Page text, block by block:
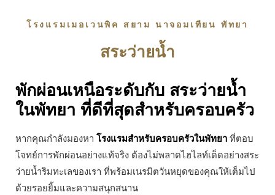
สระว่ายน้ำ
โรงแรมเมอเวนพิค สยาม นาจอมเทียน พัทยา
พักผ่อนเหนือระดับกับ สระว่ายน้ำ
ในพัทยา ที่ดีที่สุดสำหรับครอบครัว
หากคุณกำลังมองหา โรงแรมสำหรับครอบครัวในพัทยาที่ตอบ
โจทย์การพักผ่อนอย่างแท้จริง ต้องไม่พลาดไฮไลท์เด็ดอย่างสระ
ว่ายน้ำริมทะเลของเรา ที่พร้อมเนรมิตวันหยุดของคุณให้เต็มไป
ด้วยรอยยิ้มและความสนุกสนาน